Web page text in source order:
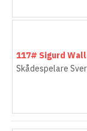
117# Sigurd
Skådespelare